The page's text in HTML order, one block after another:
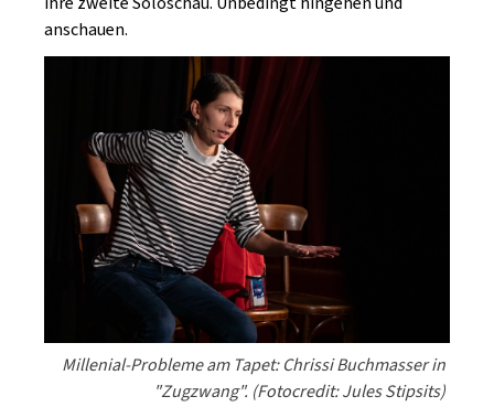
anschauen.
Millenial-Probleme am Tapet: Chrissi Buchmasser in
"Zugzwang". (Fotocredit: Jules Stipsits)